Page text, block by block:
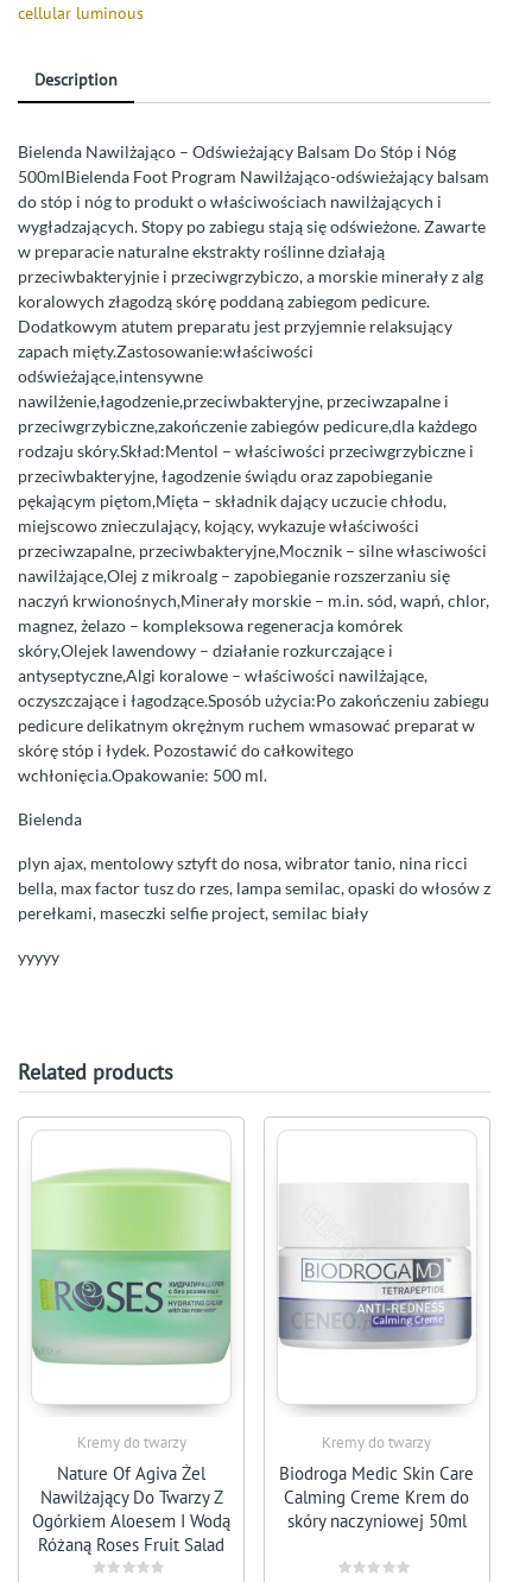
cellular luminous
Description
Bielenda Nawilżająco – Odświeżający Balsam Do Stóp i Nóg
500mlBielenda Foot Program Nawilżająco-odświeżający balsam
do stóp i nóg to produkt o właściwościach nawilżających i
wygładzających. Stopy po zabiegu stają się odświeżone. Zawarte
w preparacie naturalne ekstrakty roślinne działają
przeciwbakteryjnie i przeciwgrzybiczo, a morskie minerały z alg
koralowych złagodzą skórę poddaną zabiegom pedicure.
Dodatkowym atutem preparatu jest przyjemnie relaksujący
zapach mięty.Zastosowanie:właściwości
odświeżające,intensywne
nawilżenie,łagodzenie,przeciwbakteryjne, przeciwzapalne i
przeciwgrzybiczne,zakończenie zabiegów pedicure,dla każdego
rodzaju skóry.Skład:Mentol – właściwości przeciwgrzybiczne i
przeciwbakteryjne, łagodzenie świądu oraz zapobieganie
pękającym piętom,Mięta – składnik dający uczucie chłodu,
miejscowo znieczulający, kojący, wykazuje właściwości
przeciwzapalne, przeciwbakteryjne,Mocznik – silne własciwości
nawilżające,Olej z mikroalg – zapobieganie rozszerzaniu się
naczyń krwionośnych,Minerały morskie – m.in. sód, wapń, chlor,
magnez, żelazo – kompleksowa regeneracja komórek
skóry,Olejek lawendowy – działanie rozkurczające i
antyseptyczne,Algi koralowe – właściwości nawilżające,
oczyszczające i łagodzące.Sposób użycia:Po zakończeniu zabiegu
pedicure delikatnym okrężnym ruchem wmasować preparat w
skórę stóp i łydek. Pozostawić do całkowitego
wchłonięcia.Opakowanie: 500 ml.
Bielenda
plyn ajax, mentolowy sztyft do nosa, wibrator tanio, nina ricci
bella, max factor tusz do rzes, lampa semilac, opaski do włosów z
perełkami, maseczki selfie project, semilac biały
yyyyy
Related products
Kremy do twarzy
Nature Of Agiva Żel
Nawilżający Do Twarzy Z
Ogórkiem Aloesem I Wodą
Różaną Roses Fruit Salad
VitaminC 50 Ml
Kremy do twarzy
Biodroga Medic Skin Care
Calming Creme Krem do
skóry naczyniowej 50ml